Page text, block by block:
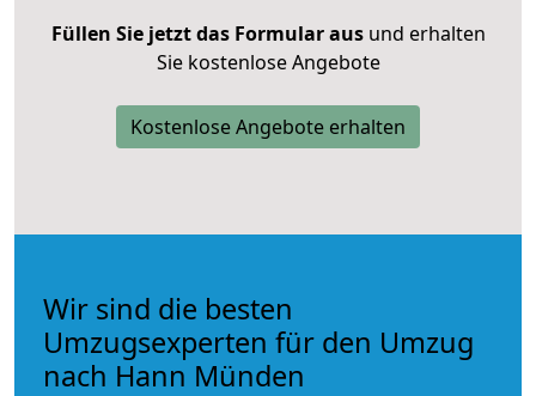
Füllen Sie jetzt das Formular ausund erhalten
Sie kostenlose Angebote
Kostenlose Angebote erhalten
Wir sind die besten
Umzugsexperten für den Umzug
nach Hann Münden